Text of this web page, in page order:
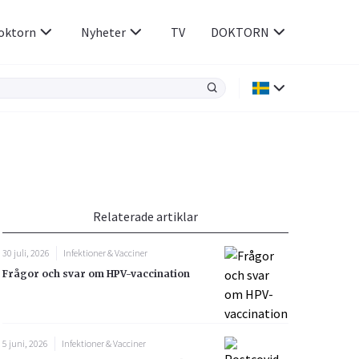
Rökavvänjning
Rörelseapparaten
Sex & Samliv
Sömn & Stress
Nyheter TV DOKTORN
Relaterade artiklar
30 juli, 2026
Infektioner & Vacciner
Frågor och svar om HPV-vaccination
5 juni, 2026
Infektioner & Vacciner